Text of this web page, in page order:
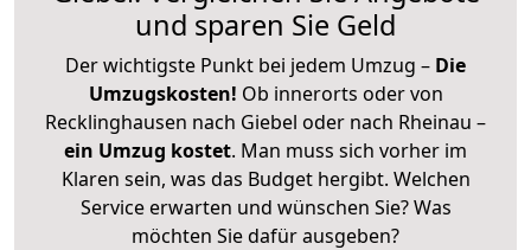
und sparen Sie Geld
Der wichtigste Punkt bei jedem Umzug – Die
Umzugskosten! Ob innerorts oder von
Recklinghausen nach Giebel oder nach Rheinau –
ein Umzug kostet. Man muss sich vorher im
Klaren sein, was das Budget hergibt. Welchen
Service erwarten und wünschen Sie? Was
möchten Sie dafür ausgeben?